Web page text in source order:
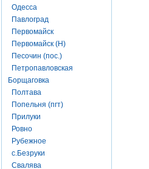
Одесса
Павлоград
Первомайск
Первомайск (Н)
Песочин (пос.)
Петропавловская
Борщаговка
Полтава
Попельня (пгт)
Прилуки
Ровно
Рубежное
с.Безруки
Свалява